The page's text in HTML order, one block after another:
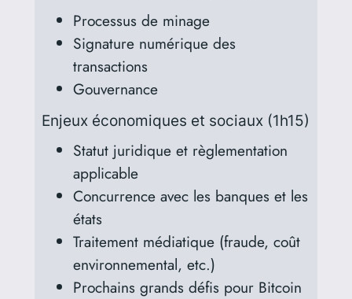
Processus de minage
Signature numérique des
transactions
Gouvernance
Enjeux économiques et sociaux (1h15)
Statut juridique et règlementation
applicable
Concurrence avec les banques et les
états
Traitement médiatique (fraude, coût
environnemental, etc.)
Prochains grands défis pour Bitcoin